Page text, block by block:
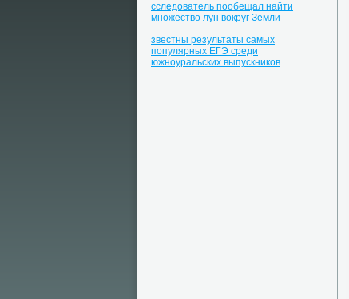
сследователь пообещал найти
множество лун вокруг Земли
звестны результаты самых
популярных ЕГЭ среди
южноуральских выпускников